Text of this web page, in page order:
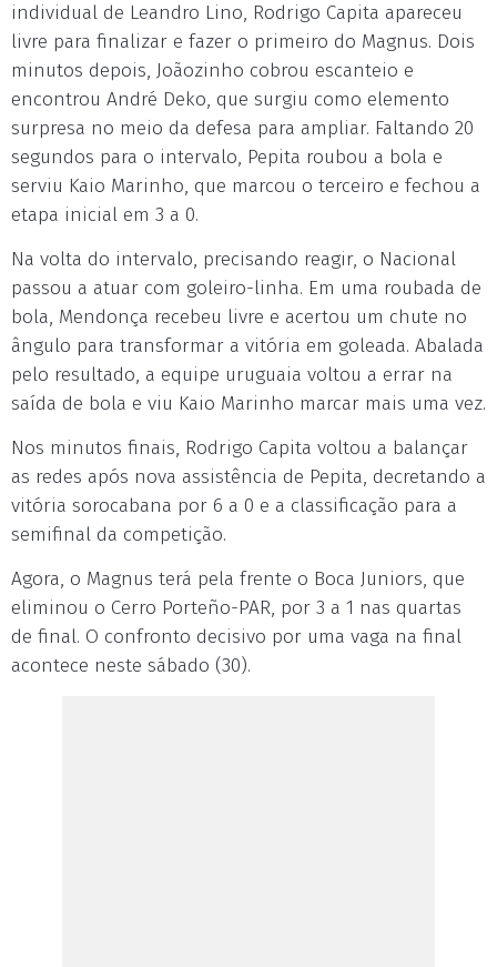
individual de Leandro Lino, Rodrigo Capita apareceu
livre para finalizar e fazer o primeiro do Magnus. Dois
minutos depois, Joãozinho cobrou escanteio e
encontrou André Deko, que surgiu como elemento
surpresa no meio da defesa para ampliar. Faltando 20
segundos para o intervalo, Pepita roubou a bola e
serviu Kaio Marinho, que marcou o terceiro e fechou a
etapa inicial em 3 a 0.
Na volta do intervalo, precisando reagir, o Nacional
passou a atuar com goleiro-linha. Em uma roubada de
bola, Mendonça recebeu livre e acertou um chute no
ângulo para transformar a vitória em goleada. Abalada
pelo resultado, a equipe uruguaia voltou a errar na
saída de bola e viu Kaio Marinho marcar mais uma vez.
Nos minutos finais, Rodrigo Capita voltou a balançar
as redes após nova assistência de Pepita, decretando a
vitória sorocabana por 6 a 0 e a classificação para a
semifinal da competição.
Agora, o Magnus terá pela frente o Boca Juniors, que
eliminou o Cerro Porteño-PAR, por 3 a 1 nas quartas
de final. O confronto decisivo por uma vaga na final
acontece neste sábado (30).